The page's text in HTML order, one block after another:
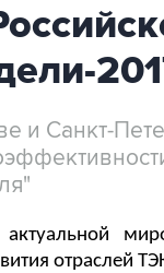
и Санкт-
отраслей